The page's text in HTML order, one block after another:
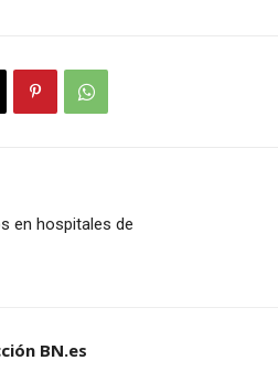
en hospitales de
BN.es